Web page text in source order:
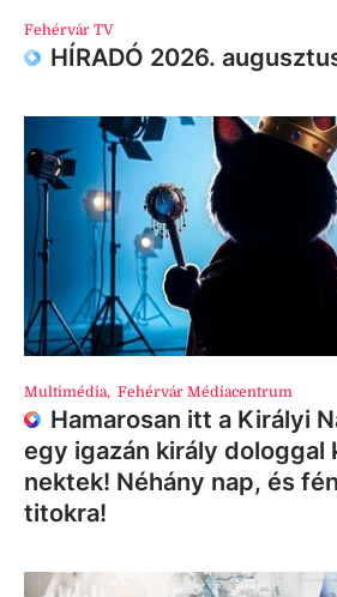
Fehérvár TV
HÍRADÓ 2026.
Multimédia, Fehérvár Médiacentrum
Hamarosan itt a Királyi
egy igazán király dologgal
nektek! Néhány nap, és
titokra!